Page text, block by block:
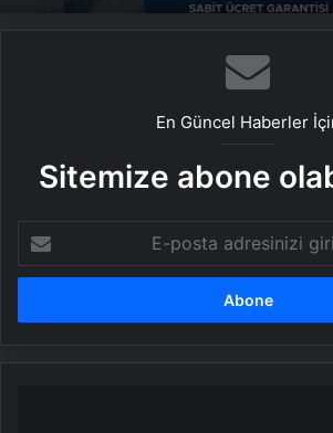
En Güncel Haberler
Sitemize abone
posta
adresinizi